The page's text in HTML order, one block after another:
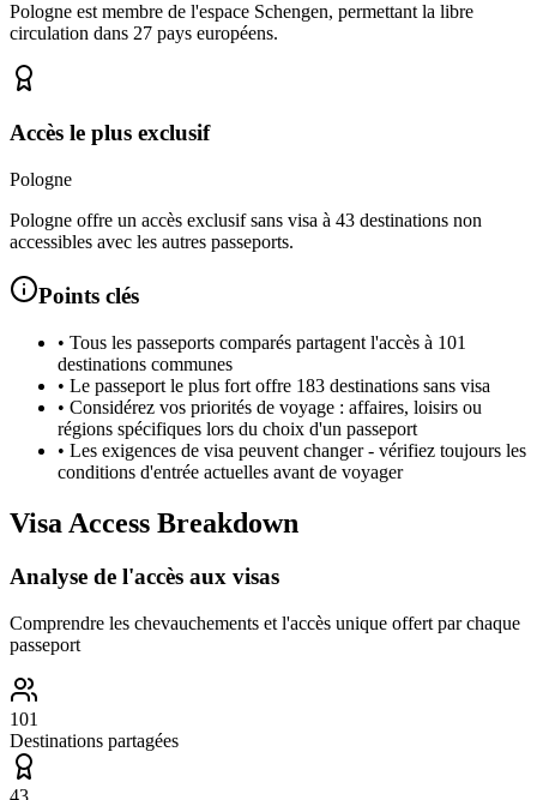
Pologne est membre de l'espace Schengen, permettant la libre
circulation dans 27 pays européens.
Accès le plus exclusif
Pologne
Pologne offre un accès exclusif sans visa à 43 destinations non
accessibles avec les autres passeports.
Points clés
• Tous les passeports comparés partagent l'accès à 101
destinations communes
• Le passeport le plus fort offre 183 destinations sans visa
• Considérez vos priorités de voyage : affaires, loisirs ou
régions spécifiques lors du choix d'un passeport
• Les exigences de visa peuvent changer - vérifiez toujours les
conditions d'entrée actuelles avant de voyager
Visa Access Breakdown
Analyse de l'accès aux visas
Comprendre les chevauchements et l'accès unique offert par chaque
passeport
101
Destinations partagées
43